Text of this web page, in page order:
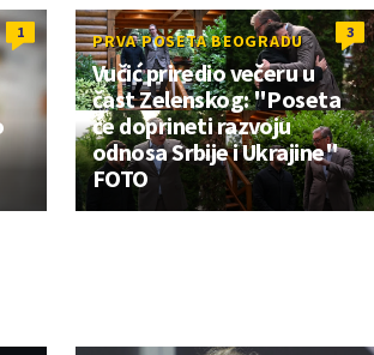
1 3
PRVA POSETA BEOGRADU
Vučić priredio večeru u
čast Zelenskog: "Poseta
će doprineti razvoju
odnosa Srbije i Ukrajine"
FOTO